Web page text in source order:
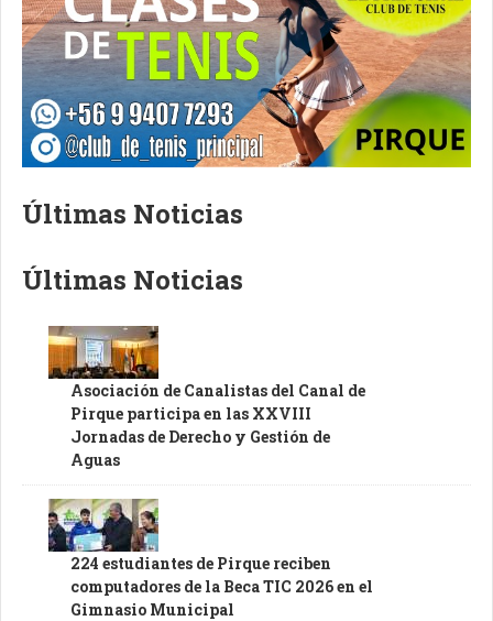
Últimas Noticias
Últimas Noticias
Asociación de Canalistas del Canal de
Pirque participa en las XXVIII
Jornadas de Derecho y Gestión de
Aguas
224 estudiantes de Pirque reciben
computadores de la Beca TIC 2026 en el
Gimnasio Municipal